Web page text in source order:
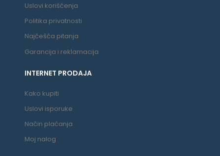
Uslovi korišćenja
Politika privatnosti
Najčešća pitanja
Garancija i reklamacija
INTERNET PRODAJA
Kako kupiti
Uslovi isporuke
Način plaćanja
Moj nalog